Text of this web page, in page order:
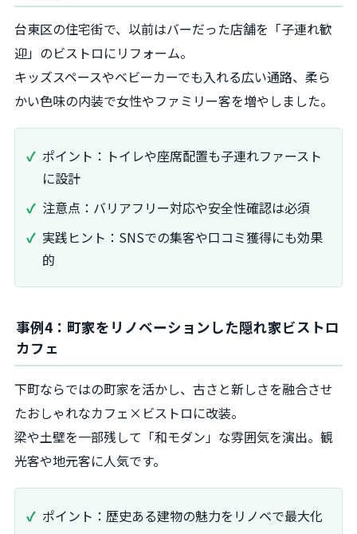
台東区の住宅街で、以前はバーだった店舗を「子連れ歓
迎」のビストロにリフォーム。
キッズスペースやベビーカーでも入れる広い通路、柔ら
かい色味の内装で女性やファミリー客を増やしました。
ポイント：トイレや座席配置も子連れファースト
に設計
注意点：バリアフリー対応や安全性確認は必須
実践ヒント：SNSでの集客や口コミ獲得にも効果
的
事例4：町家をリノベーションした隠れ家ビストロ
カフェ
下町ならではの町家を活かし、古さと新しさを融合させ
たおしゃれなカフェ×ビストロに改装。
梁や土壁を一部残して「和モダン」な雰囲気を演出。観
光客や地元客に人気です。
ポイント：歴史ある建物の魅力をリノベで最大化